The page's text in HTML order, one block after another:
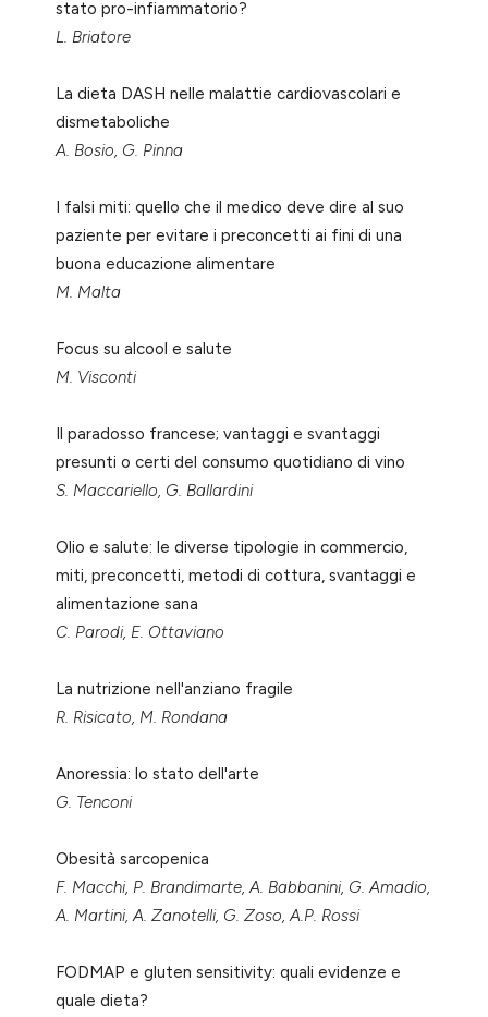
stato pro-infiammatorio?
L. Briatore
La dieta DASH nelle malattie cardiovascolari e
dismetaboliche
A. Bosio, G. Pinna
I falsi miti: quello che il medico deve dire al suo
paziente per evitare i preconcetti ai fini di una
buona educazione alimentare
M. Malta
Focus su alcool e salute
M. Visconti
Il paradosso francese; vantaggi e svantaggi
presunti o certi del consumo quotidiano di vino
S. Maccariello, G. Ballardini
Olio e salute: le diverse tipologie in commercio,
miti, preconcetti, metodi di cottura, svantaggi e
alimentazione sana
C. Parodi, E. Ottaviano
La nutrizione nell'anziano fragile
R. Risicato, M. Rondana
Anoressia: lo stato dell'arte
G. Tenconi
Obesità sarcopenica
F. Macchi, P. Brandimarte, A. Babbanini, G. Amadio,
A. Martini, A. Zanotelli, G. Zoso, A.P. Rossi
FODMAP e gluten sensitivity: quali evidenze e
quale dieta?